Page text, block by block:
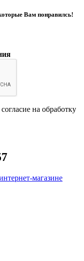
Вам понравилсь!
на обработку